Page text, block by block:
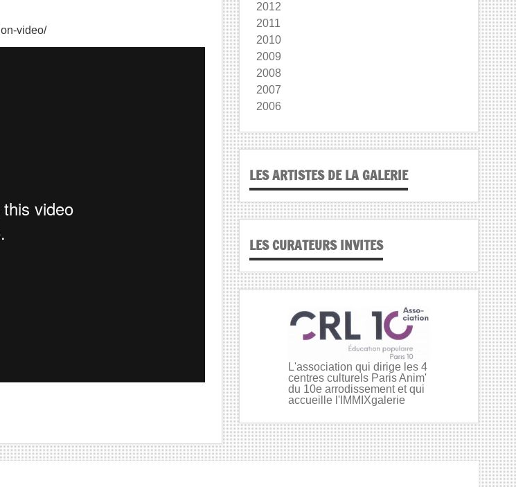
video/
2012
2011
2010
2009
2008
2007
2006
LES ARTISTES DE LA GALERIE
LES CURATEURS INVITES
L'association qui dirige les 4
centres culturels Paris Anim'
du 10e arrodissement et qui
accueille l'IMMIXgalerie